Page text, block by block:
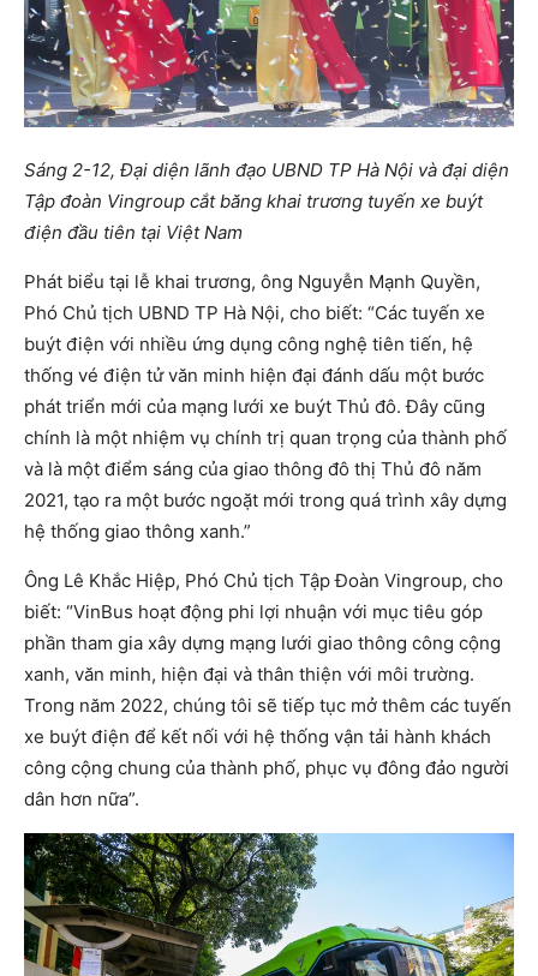
Sáng 2-12, Đại diện lãnh đạo UBND TP Hà Nội và đại diện
Tập đoàn Vingroup cắt băng khai trương tuyến xe buýt
điện đầu tiên tại Việt Nam
Phát biểu tại lễ khai trương, ông Nguyễn Mạnh Quyền,
Phó Chủ tịch UBND TP Hà Nội, cho biết: “Các tuyến xe
buýt điện với nhiều ứng dụng công nghệ tiên tiến, hệ
thống vé điện tử văn minh hiện đại đánh dấu một bước
phát triển mới của mạng lưới xe buýt Thủ đô. Đây cũng
chính là một nhiệm vụ chính trị quan trọng của thành phố
và là một điểm sáng của giao thông đô thị Thủ đô năm
2021, tạo ra một bước ngoặt mới trong quá trình xây dựng
hệ thống giao thông xanh.”
Ông Lê Khắc Hiệp, Phó Chủ tịch Tập Đoàn Vingroup, cho
biết: “VinBus hoạt động phi lợi nhuận với mục tiêu góp
phần tham gia xây dựng mạng lưới giao thông công cộng
xanh, văn minh, hiện đại và thân thiện với môi trường.
Trong năm 2022, chúng tôi sẽ tiếp tục mở thêm các tuyến
xe buýt điện để kết nối với hệ thống vận tải hành khách
công cộng chung của thành phố, phục vụ đông đảo người
dân hơn nữa”.